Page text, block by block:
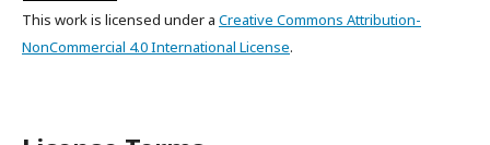
This work is licensed under a Creative Commons Attribution-
NonCommercial 4.0 International License.